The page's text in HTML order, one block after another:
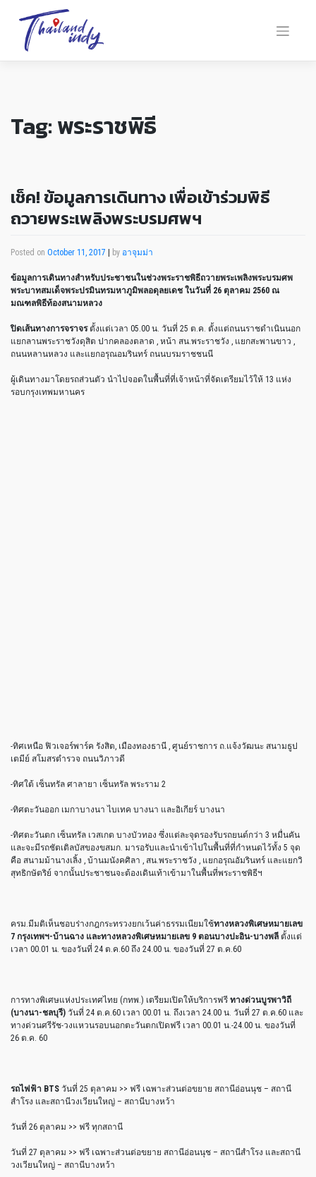
Tag:พระราชพิธี
เช็ค! ข้อมูลการเดินทาง เพื่อเข้าร่วมพิธี
ถวายพระเพลิงพระบรมศพฯ
Posted on October 11, 2017 | by อาจุมม่า
ข้อมูลการเดินทางสำหรับประชาชนในช่วงพระราชพิธีถวายพระเพลิงพระบรมศพ
พระบาทสมเด็จพระปรมินทรมหาภูมิพลอดุลยเดช ในวันที่ 26 ตุลาคม 2560 ณ
มณฑลพิธีท้องสนามหลวง
ปิดเส้นทางการจราจรตั้งแต่เวลา 05.00 น. วันที่ 25 ต.ค. ตั้งแต่ถนนราชดำเนินนอก
แยกลานพระราชวังดุสิต ปากคลองตลาด , หน้า สน.พระราชวัง , แยกสะพานขาว ,
ถนนหลานหลวง และแยกอรุณอมรินทร์ ถนนบรมราชชนนี
ผู้เดินทางมาโดยรถส่วนตัว นำไปจอดในพื้นที่ที่เจ้าหน้าที่จัดเตรียมไว้ให้ 13 แห่ง
รอบกรุงเทพมหานคร
-ทิศเหนือ ฟิวเจอร์พาร์ค รังสิต, เมืองทองธานี , ศูนย์ราชการ ถ.แจ้งวัฒนะ สนามธูป
เตมีย์ สโมสรตำรวจ ถนนวิภาวดี
-ทิศใต้ เซ็นทรัล ศาลายา เซ็นทรัล พระราม 2
-ทิศตะวันออก เมกาบางนา ไบเทค บางนา และอิเกียร์ บางนา
-ทิศตะวันตก เซ็นทรัล เวสเกต บางบัวทอง ซึ่งแต่ละจุดรองรับรถยนต์กว่า 3 หมื่นคัน
และจะมีรถชัตเติลบัสของขสมก. มารอรับและนำเข้าไปในพื้นที่ที่กำหนดไว้ทั้ง 5 จุด
คือ สนามม้านางเลิ้ง , บ้านมนังคศิลา , สน.พระราชวัง , แยกอรุณอัมรินทร์ และแยกวิ
สุทธิกษัตริย์ จากนั้นประชาชนจะต้องเดินเท้าเข้ามาในพื้นที่พระราชพิธีฯ
ครม.มีมติเห็นชอบร่างกฎกระทรวงยกเว้นค่าธรรมเนียมใช้ทางหลวงพิเศษหมายเลข
7 กรุงเทพฯ-บ้านฉาง และทางหลวงพิเศษหมายเลข 9 ตอนบางปะอิน-บางพลี ตั้งแต่
เวลา 00.01 น. ของวันที่ 24 ต.ค.60 ถึง 24.00 น. ของวันที่ 27 ต.ค.60
การทางพิเศษแห่งประเทศไทย (กทพ.) เตรียมเปิดให้บริการฟรี ทางด่วนบูรพาวิถี
(บางนา-ชลบุรี) วันที่ 24 ต.ค.60 เวลา 00.01 น. ถึงเวลา 24.00 น. วันที่ 27 ต.ค.60 และ
ทางด่วนศรีรัช-วงแหวนรอบนอกตะวันตกเปิดฟรี เวลา 00.01 น.-24.00 น. ของวันที่
26 ต.ค. 60
รถไฟฟ้า BTS วันที่ 25 ตุลาคม >> ฟรี เฉพาะส่วนต่อขยาย สถานีอ่อนนุช – สถานี
สำโรง และสถานีวงเวียนใหญ่ – สถานีบางหว้า
วันที่ 26 ตุลาคม >> ฟรี ทุกสถานี
วันที่ 27 ตุลาคม >> ฟรี เฉพาะส่วนต่อขยาย สถานีอ่อนนุช – สถานีสำโรง และสถานี
วงเวียนใหญ่ – สถานีบางหว้า